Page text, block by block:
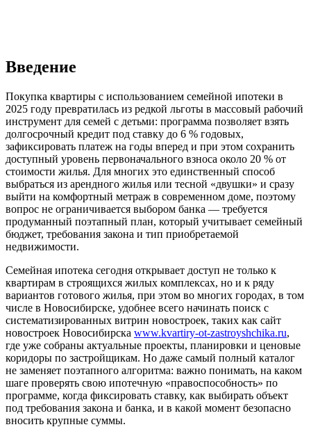
Введение
Покупка квартиры с использованием семейной ипотеки в
2025 году превратилась из редкой льготы в массовый рабочий
инструмент для семей с детьми: программа позволяет взять
долгосрочный кредит под ставку до 6 % годовых,
зафиксировать платеж на годы вперед и при этом сохранить
доступный уровень первоначального взноса около 20 % от
стоимости жилья. Для многих это единственный способ
выбраться из арендного жилья или тесной «двушки» и сразу
выйти на комфортный метраж в современном доме, поэтому
вопрос не ограничивается выбором банка — требуется
продуманный поэтапный план, который учитывает семейный
бюджет, требования закона и тип приобретаемой
недвижимости.
Семейная ипотека сегодня открывает доступ не только к
квартирам в строящихся жилых комплексах, но и к ряду
вариантов готового жилья, при этом во многих городах, в том
числе в Новосибирске, удобнее всего начинать поиск с
систематизированных витрин новостроек, таких как сайт
новостроек Новосибирска www.kvartiry-ot-zastroyshchika.ru,
где уже собраны актуальные проекты, планировки и ценовые
коридоры по застройщикам. Но даже самый полный каталог
не заменяет поэтапного алгоритма: важно понимать, на каком
шаге проверять свою ипотечную «правоспособность» по
программе, когда фиксировать ставку, как выбирать объект
под требования закона и банка, и в какой момент безопасно
вносить крупные суммы.